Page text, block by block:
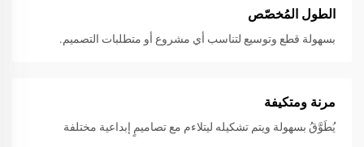
الطول المُخصّص
بسهولة قطع وتوسيع لتناسب أي مشروع أو متطلبات التصميم.
مرنة ومتكيفة
يُطَوَّقُ بسهولة ويتم تشكيله ليتلاءم مع تصاميمٍ إبداعية مختلفة